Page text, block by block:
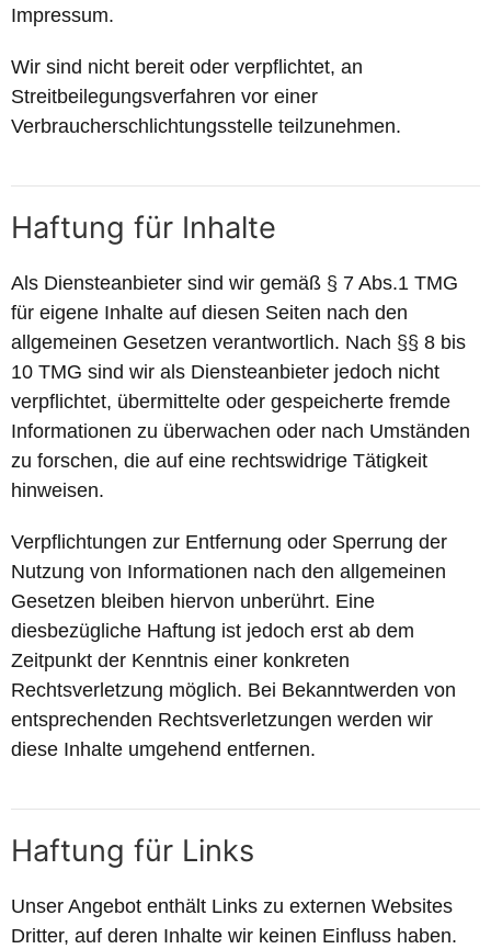
Impressum.
Wir sind nicht bereit oder verpflichtet, an
Streitbeilegungsverfahren vor einer
Verbraucherschlichtungsstelle teilzunehmen.
Haftung für Inhalte
Als Diensteanbieter sind wir gemäß § 7 Abs.1 TMG
für eigene Inhalte auf diesen Seiten nach den
allgemeinen Gesetzen verantwortlich. Nach §§ 8 bis
10 TMG sind wir als Diensteanbieter jedoch nicht
verpflichtet, übermittelte oder gespeicherte fremde
Informationen zu überwachen oder nach Umständen
zu forschen, die auf eine rechtswidrige Tätigkeit
hinweisen.
Verpflichtungen zur Entfernung oder Sperrung der
Nutzung von Informationen nach den allgemeinen
Gesetzen bleiben hiervon unberührt. Eine
diesbezügliche Haftung ist jedoch erst ab dem
Zeitpunkt der Kenntnis einer konkreten
Rechtsverletzung möglich. Bei Bekanntwerden von
entsprechenden Rechtsverletzungen werden wir
diese Inhalte umgehend entfernen.
Haftung für Links
Unser Angebot enthält Links zu externen Websites
Dritter, auf deren Inhalte wir keinen Einfluss haben.